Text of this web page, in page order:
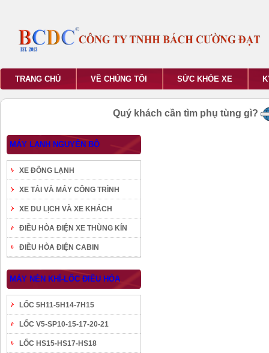
TRANG CHỦ VỀ CHÚNG TÔI SỨC KHỎE XE
Quý khách cần tìm phụ tùng gì?
MÁY LẠNH NGUYÊN BỘ
XE ĐÔNG LẠNH
XE TẢI VÀ MÁY CÔNG TRÌNH
XE DU LỊCH VÀ XE KHÁCH
ĐIỀU HÒA ĐIỆN XE THÙNG KÍN
ĐIỀU HÒA ĐIỆN CABIN
MÁY NÉN KHÍ-LỐC ĐIỀU HÒA
LỐC 5H11-5H14-7H15
LỐC V5-SP10-15-17-20-21
LỐC HS15-HS17-HS18